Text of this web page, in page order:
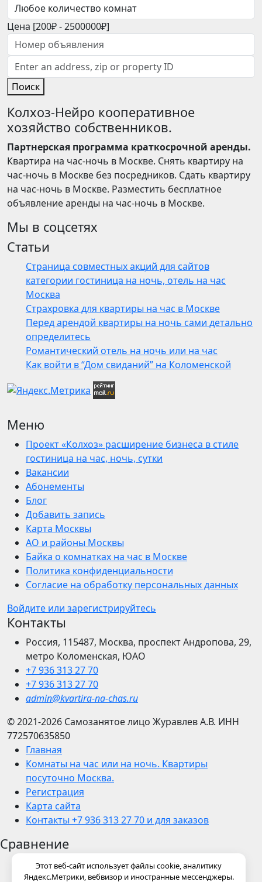
Цена [200₽-2500000₽]
Поиск
Колхоз-Нейро кооперативное
хозяйство собственников.
Партнерская программа краткосрочной аренды.
Квартира на час-ночь в Москве. Снять квартиру на
час-ночь в Москве без посредников. Сдать квартиру
на час-ночь в Москве. Разместить бесплатное
объявление аренды на час-ночь в Москве.
Мы в соцсетях
Статьи
Страница совместных акций для сайтов
категории гостиница на ночь, отель на час
Москва
Страхровка для квартиры на час в Москве
Перед арендой квартиры на ночь сами детально
определитесь
Романтический отель на ночь или на час
Как войти в “Дом свиданий” на Коломенской
Меню
Проект «Колхоз» расширение бизнеса в стиле
гостиница на час, ночь, сутки
Вакансии
Абонементы
Блог
Добавить запись
Карта Москвы
АО и районы Москвы
Байка о комнатках на час в Москве
Политика конфиденциальности
Согласие на обработку персональных данных
Войдите или зарегистрируйтесь
Контакты
Россия, 115487, Москва, проспект Андропова, 29,
метро Коломенская, ЮАО
+7 936 313 27 70
+7 936 313 27 70
admin@kvartira-na-chas.ru
© 2021-2026 Самозанятое лицо Журавлев А.В. ИНН
772570635850
Главная
Комнаты на час или на ночь. Квартиры
посуточно Москва.
Регистрация
Карта сайта
Контакты +7 936 313 27 70 и для заказов
Сравнение
Этот веб-сайт использует файлы cookie, аналитику
Яндекс.Метрики, вебвизор и иностранные мессенджеры.